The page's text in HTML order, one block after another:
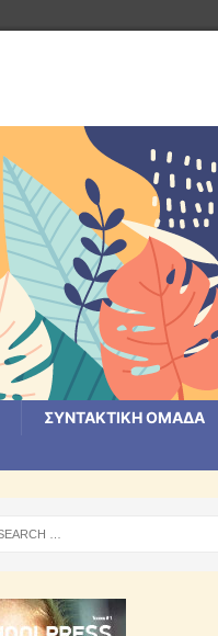
ΣΥΝΤΑΚΤΙΚΗ ΟΜΑΔΑ